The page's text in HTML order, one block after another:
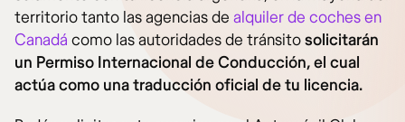
territorio tanto las agencias de alquiler de coches en
Canadá como las autoridades de tránsitosolicitarán
un Permiso Internacional de Conducción, el cual
actúa como una traducción oficial de tu licencia.